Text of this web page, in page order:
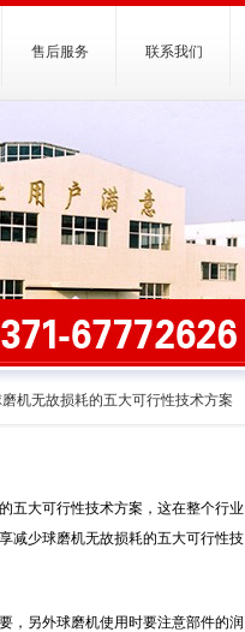
售后服务 联系我们
机无故损耗的五大可行性技术方案
五大可行性技术方案，这在整个行业
减少球磨机无故损耗的五大可行性技
，另外球磨机使用时要注意部件的润